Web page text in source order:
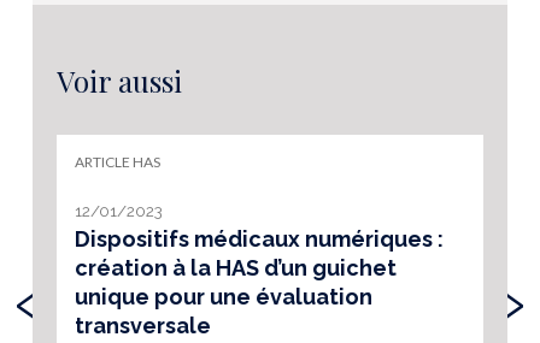
Voir aussi
ARTICLE HAS
12/01/2023
Dispositifs médicaux numériques :
création à la HAS d’un guichet
unique pour une évaluation
transversale
‹ ›